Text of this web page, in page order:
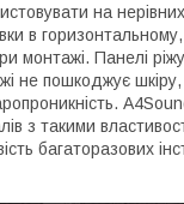
на
в
монтажі. Панелі
не пошкоджує
з такими
багаторазових